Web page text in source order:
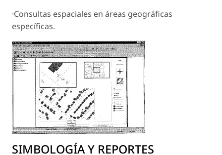
·Consultas espaciales en áreas geográficas
específicas.
SIMBOLOGÍA Y REPORTES